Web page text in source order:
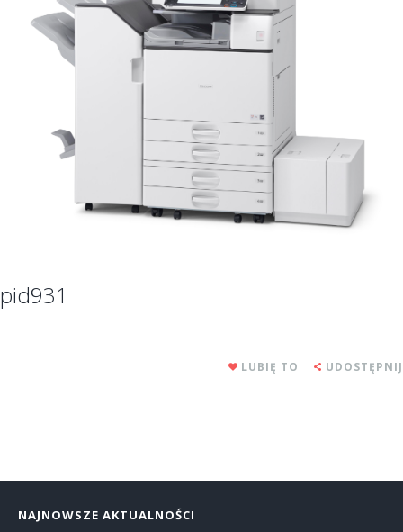
pid931
LUBIĘ TO UDOSTĘPNIJ
NAJNOWSZE AKTUALNOŚCI